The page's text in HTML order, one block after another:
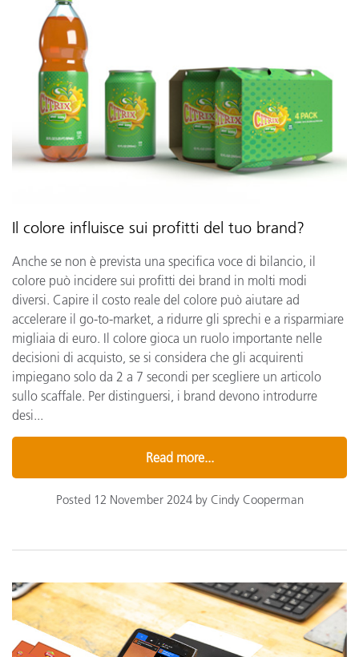
Il colore influisce sui profitti del tuo brand?
Anche se non è prevista una specifica voce di bilancio, il
colore può incidere sui profitti dei brand in molti modi
diversi. Capire il costo reale del colore può aiutare ad
accelerare il go-to-market, a ridurre gli sprechi e a risparmiare
migliaia di euro. Il colore gioca un ruolo importante nelle
decisioni di acquisto, se si considera che gli acquirenti
impiegano solo da 2 a 7 secondi per scegliere un articolo
sullo scaffale. Per distinguersi, i brand devono introdurre
desi...
Read more...
Posted 12 November 2024 by Cindy Cooperman